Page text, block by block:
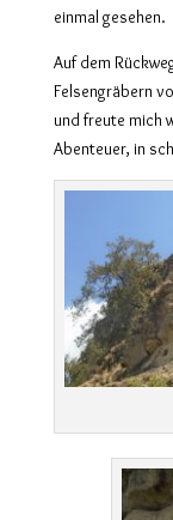
einmal gesehen.
Auf dem
Felsengräbern
und freute mich
Abenteuer, in